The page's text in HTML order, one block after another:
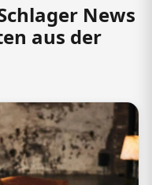
News
aus der